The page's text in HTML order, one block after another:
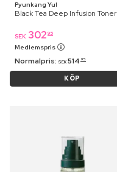
Pyunkang Yul
Black Tea Deep Infusion Toner
SEK 302 95
Medlemspris
Normalpris: SEK 514 95
KÖP